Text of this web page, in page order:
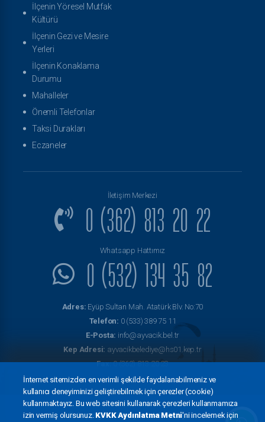
İlçenin Yöresel Mutfak
Kültürü
İlçenin Gezi ve Mesire
Yerleri
İlçenin Konaklama
Durumu
Mahalleler
Önemli Telefonlar
Taksi Durakları
Eczaneler
İletişim Merkezi
0 (362) 813 20 22
Whatsapp Hattımız
0 (532) 134 35 82
Adres: Eyüp Sultan Mah. Atatürk Blv. No:70
Telefon: 0 (533) 389 75 11
E-Posta: info@ayvacik.bel.tr
Kep Adresi: ayvacikbelediye@hs01.kep.tr
Fax:0 (362) 813 20 23
© Copyright 2022Ayvacık Belediyesi
İnternet sitemizden en verimli şekilde faydalanabilmeniz ve
kullanıcı deneyiminizi geliştirebilmek için çerezler (cookie)
kullanmaktayız. Bu web sitesini kullanarak çerezleri kullanmamıza
izin vermiş olursunuz. KVKK Aydınlatma Metni'ni incelemek için